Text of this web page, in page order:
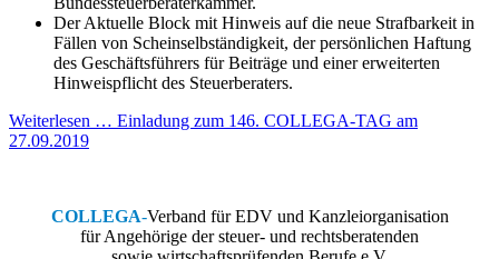
Der Aktuelle Block mit Hinweis auf die neue Strafbarkeit in
Fällen von Scheinselbständigkeit, der persönlichen Haftung
des Geschäftsführers für Beiträge und einer erweiterten
Hinweispflicht des Steuerberaters.
Weiterlesen … Einladung zum 146. COLLEGA-TAG am
27.09.2019
COLLEGA-Verband für EDV und Kanzleiorganisation
für Angehörige der steuer- und rechtsberatenden